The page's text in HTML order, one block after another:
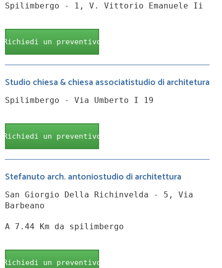
Spilimbergo - 1, V. Vittorio Emanuele Ii
Richiedi un preventivo
Studio chiesa & chiesa associatistudio di architetura
Spilimbergo - Via Umberto I 19
Richiedi un preventivo
Stefanuto arch. antoniostudio di architettura
San Giorgio Della Richinvelda - 5, Via
Barbeano
A 7.44 Km da spilimbergo
Richiedi un preventivo